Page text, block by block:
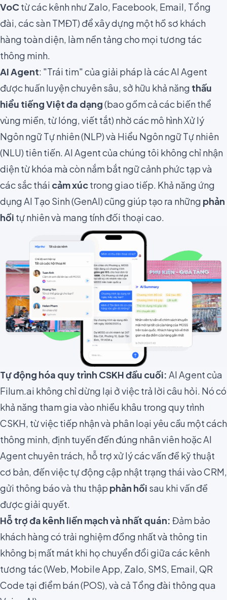
VoCtừ các kênh như Zalo, Facebook, Email, Tổng
đài, các sàn TMĐT) để xây dựng một hồ sơ khách
hàng toàn diện, làm nền tảng cho mọi tương tác
thông minh.
AI Agent: "Trái tim" của giải pháp là các AI Agent
được huấn luyện chuyên sâu, sở hữu khả năng thấu
hiểu tiếng Việt đa dạng(bao gồm cả các biến thể
vùng miền, từ lóng, viết tắt) nhờ các mô hình Xử lý
Ngôn ngữ Tự nhiên (NLP) và Hiểu Ngôn ngữ Tự nhiên
(NLU) tiên tiến. AI Agent của chúng tôi không chỉ nhận
diện từ khóa mà còn nắm bắt ngữ cảnh phức tạp và
các sắc thái cảm xúctrong giao tiếp. Khả năng ứng
dụng AI Tạo Sinh (GenAI) cũng giúp tạo ra những phản
hồi tự nhiên và mang tính đối thoại cao.
Tự động hóa quy trình CSKH đầu cuối: AI Agent của
Filum.ai không chỉ dừng lại ở việc trả lời câu hỏi. Nó có
khả năng tham gia vào nhiều khâu trong quy trình
CSKH, từ việc tiếp nhận và phân loại yêu cầu một cách
thông minh, định tuyến đến đúng nhân viên hoặc AI
Agent chuyên trách, hỗ trợ xử lý các vấn đề kỹ thuật
cơ bản, đến việc tự động cập nhật trạng thái vào CRM,
gửi thông báo và thu thập phản hồi sau khi vấn đề
được giải quyết.
Hỗ trợ đa kênh liền mạch và nhất quán: Đảm bảo
khách hàng có trải nghiệm đồng nhất và thông tin
không bị mất mát khi họ chuyển đổi giữa các kênh
tương tác (Web, Mobile App, Zalo, SMS, Email, QR
Code tại điểm bán (POS), và cả Tổng đài thông qua